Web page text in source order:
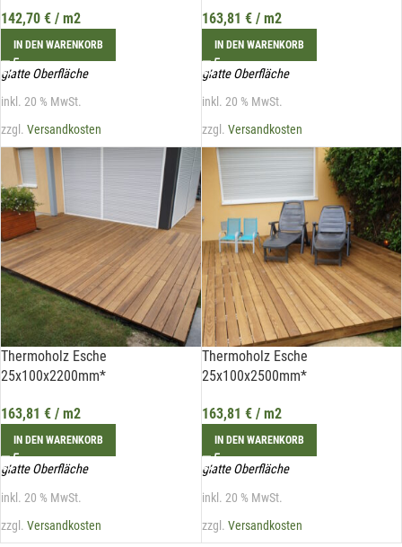
142,70 € / m2
IN DEN WARENKORB
glatte Oberfläche
inkl. 20 % MwSt.
zzgl. Versandkosten
163,81 €/ m2
IN DEN WARENKORB
glatte Oberfläche
inkl. 20 % MwSt.
zzgl. Versandkosten
Thermoholz Esche
25x100x2200mm*
163,81 € / m2
IN DEN WARENKORB
glatte Oberfläche
inkl. 20 % MwSt.
zzgl. Versandkosten
Thermoholz Esche
25x100x2500mm*
163,81 €/ m2
IN DEN WARENKORB
glatte Oberfläche
inkl. 20 % MwSt.
zzgl. Versandkosten